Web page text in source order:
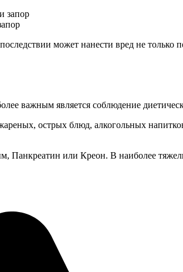
может нанести вред не
важным является соблюдение
острых блюд, алкогольных
Панкреатин или Креон. В наиболее